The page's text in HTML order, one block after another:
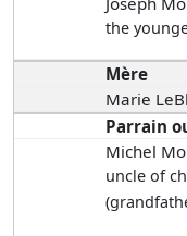
the
Mère
Marie
Parrain
Michel
uncle of